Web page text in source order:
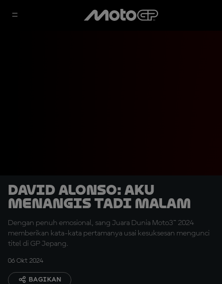
David Alonso: Aku
Menangis Tadi Malam
Dengan penuh emosional, sang Juara Dunia Moto3™ 2024
memberikan kata-kata pertamanya usai kesuksesan mengunci
titel di GP Jepang.
06 Okt 2024
BAGIKAN